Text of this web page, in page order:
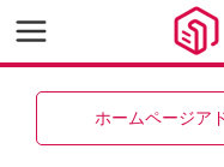
ホームページア